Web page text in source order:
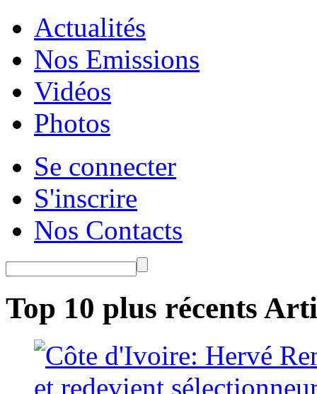
Actualités
Nos Emissions
Vidéos
Photos
Se connecter
S'inscrire
Nos Contacts
Top 10 plus récents